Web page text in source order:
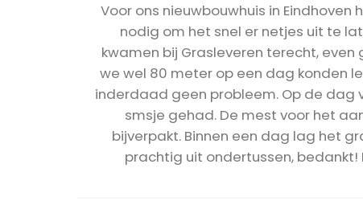
Voor ons nieuwbouwhuis in
nodig om het snel er netjes uit te
kwamen bij Grasleveren terecht, even
we wel 80 meter op een dag konden
inderdaad geen probleem. Op de dag
smsje gehad. De mest voor het
bijverpakt. Binnen een dag lag het
prachtig uit ondertussen, bedankt!